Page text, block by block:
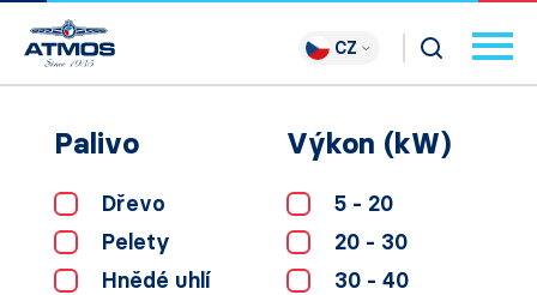
CZ
Palivo
Dřevo
Pelety
Hnědé uhlí
Výkon (kW)
5 - 20
20 - 30
30 - 40